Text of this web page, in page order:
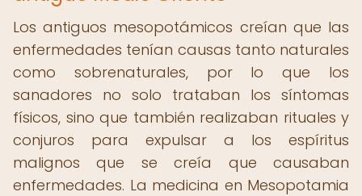
Los antiguos mesopotámicos creían que las
enfermedades tenían causas tanto naturales
como sobrenaturales, por lo que los
sanadores no solo trataban los síntomas
físicos, sino que también realizaban rituales y
conjuros para expulsar a los espíritus
malignos que se creía que causaban
enfermedades. La medicina en Mesopotamia